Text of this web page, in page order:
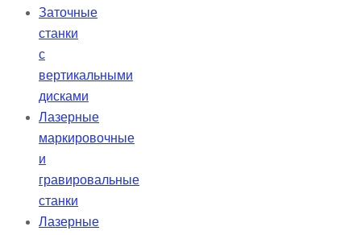
Заточные
станки
с
вертикальными
дисками
Лазерные
маркировочные
и
гравировальные
станки
Лазерные